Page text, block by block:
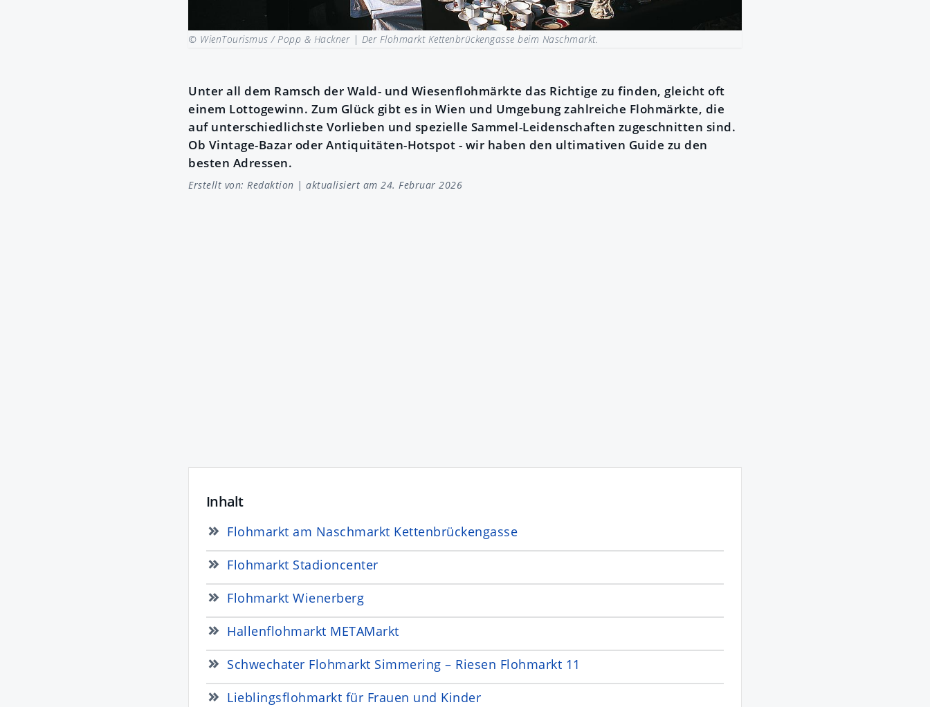
© WienTourismus / Popp & Hackner | Der Flohmarkt Kettenbrückengasse beim Naschmarkt.
Unter all dem Ramsch der Wald- und Wiesenflohmärkte das Richtige zu finden, gleicht oft
einem Lottogewinn. Zum Glück gibt es in Wien und Umgebung zahlreiche Flohmärkte, die
auf unterschiedlichste Vorlieben und spezielle Sammel-Leidenschaften zugeschnitten sind.
Ob Vintage-Bazar oder Antiquitäten-Hotspot - wir haben den ultimativen Guide zu den
besten Adressen.
Erstellt von: Redaktion | aktualisiert am 24. Februar 2026
Inhalt
Flohmarkt am Naschmarkt Kettenbrückengasse
Flohmarkt Stadioncenter
Flohmarkt Wienerberg
Hallenflohmarkt METAMarkt
Schwechater Flohmarkt Simmering – Riesen Flohmarkt 11
Lieblingsflohmarkt für Frauen und Kinder